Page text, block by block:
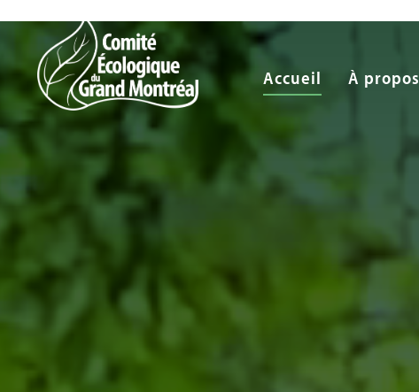
Accueil À propos